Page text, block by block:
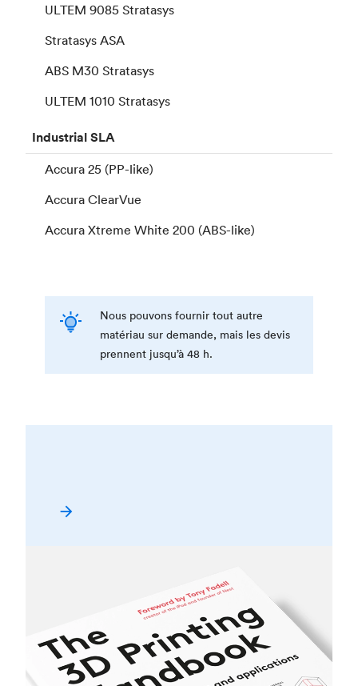
ULTEM 9085 Stratasys
Stratasys ASA
ABS M30 Stratasys
ULTEM 1010 Stratasys
IndustrialSLA
Accura 25 (PP-like)
Accura ClearVue
Accura Xtreme White 200 (ABS-like)
Nous pouvons fournir tout autre
matériau sur demande, mais les devis
prennent jusqu’à 48 h.